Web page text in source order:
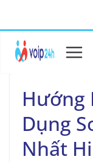
Hướng
Dụng
Nhất